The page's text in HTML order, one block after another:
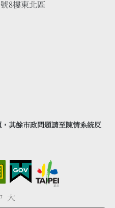
8樓東北區
其餘市政問題請至陳情系統反
大